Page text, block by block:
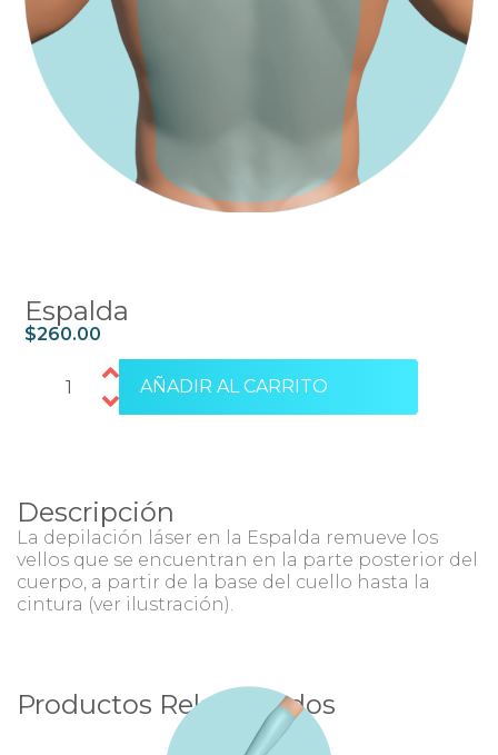
Espalda
$260.00
AÑADIR AL CARRITO
Descripción
La depilación láser en la Espalda remueve los
vellos que se encuentran en la parte posterior del
cuerpo, a partir de la base del cuello hasta la
cintura (ver ilustración).
Productos Relacionados